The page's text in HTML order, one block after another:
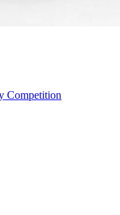
Competition